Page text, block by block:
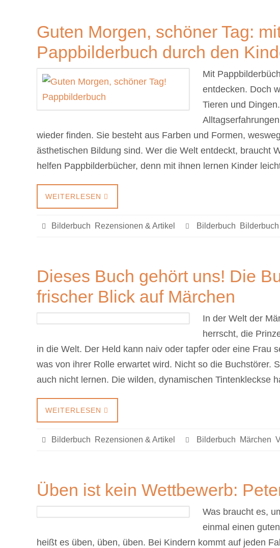
Guten Morgen, schöner Tag:
Pappbilderbuch durch den
Mit
entdecken. Doch
Tieren und
wieder finden. Sie besteht aus Farben und Formen,
ästhetischen Bildung sind. Wer die Welt entdeckt, braucht
helfen Pappbilderbücher, denn mit ihnen lernen Kinder
WEITERLESEN
Bilderbuch Rezensionen & Artikel Bilderbuch
Dieses Buch gehört uns! Die
frischer Blick auf Märchen
In der Welt der
herrscht, die
in die Welt. Der Held kann naiv oder tapfer oder eine Frau
was von ihrer Rolle erwartet wird. Nicht so die Buchstörer.
auch nicht lernen. Die wilden, dynamischen Tintenkleckse
WEITERLESEN
Bilderbuch Rezensionen & Artikel Bilderbuch Märchen ,
Üben ist kein Wettbewerb:
Was braucht es,
einmal einen
heißt es üben, üben, üben. Bei Kindern kommt auf jeden